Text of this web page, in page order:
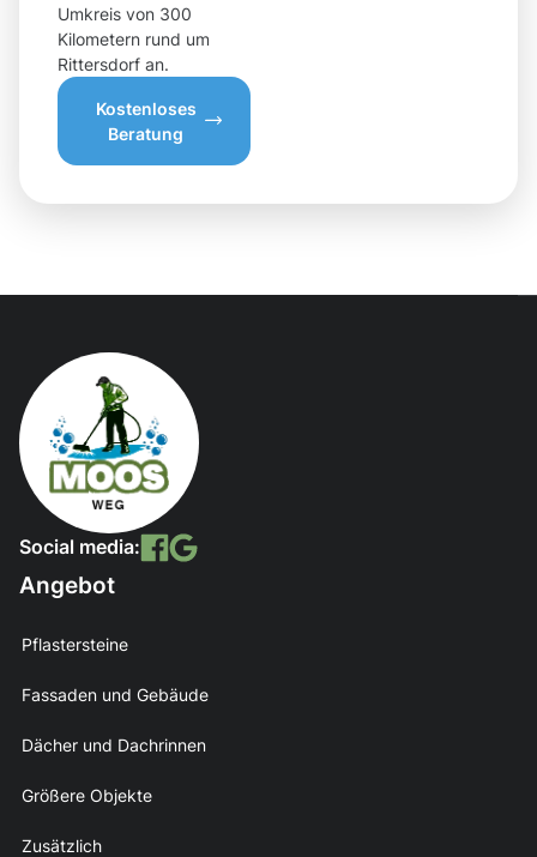
Umkreis von 300
Kilometern rund um
Rittersdorf an.
Kostenloses
Beratung
Social media:
Angebot
Pflastersteine
Fassaden und Gebäude
Dächer und Dachrinnen
Größere Objekte
Zusätzlich